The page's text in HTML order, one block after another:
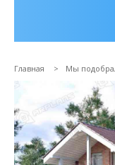
Главная Мы
Прикрепить файл